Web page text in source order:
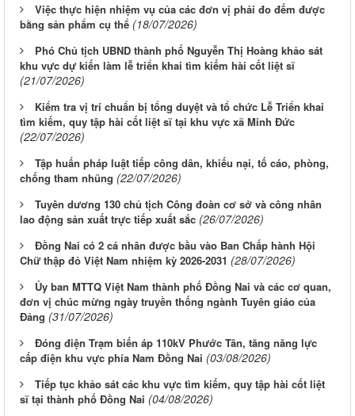
Việc thực hiện nhiệm vụ của các đơn vị phải đo đếm được
bằng sản phẩm cụ thể (18/07/2026)
Phó Chủ tịch UBND thành phố Nguyễn Thị Hoàng khảo sát
khu vực dự kiến làm lễ triển khai tìm kiếm hài cốt liệt sĩ
(21/07/2026)
Kiểm tra vị trí chuẩn bị tổng duyệt và tổ chức Lễ Triển khai
tìm kiếm, quy tập hài cốt liệt sĩ tại khu vực xã Minh Đức
(22/07/2026)
Tập huấn pháp luật tiếp công dân, khiếu nại, tố cáo, phòng,
chống tham nhũng (22/07/2026)
Tuyên dương 130 chủ tịch Công đoàn cơ sở và công nhân
lao động sản xuất trực tiếp xuất sắc (26/07/2026)
Đồng Nai có 2 cá nhân được bầu vào Ban Chấp hành Hội
Chữ thập đỏ Việt Nam nhiệm kỳ 2026-2031 (28/07/2026)
Ủy ban MTTQ Việt Nam thành phố Đồng Nai và các cơ quan,
đơn vị chúc mừng ngày truyền thống ngành Tuyên giáo của
Đảng (31/07/2026)
Đóng điện Trạm biến áp 110kV Phước Tân, tăng năng lực
cấp điện khu vực phía Nam Đồng Nai (03/08/2026)
Tiếp tục khảo sát các khu vực tìm kiếm, quy tập hài cốt liệt
sĩ tại thành phố Đồng Nai (04/08/2026)